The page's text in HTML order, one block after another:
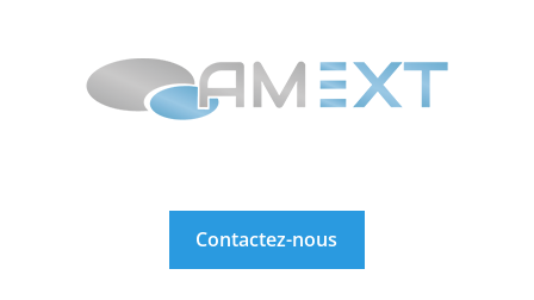
Contactez-nous